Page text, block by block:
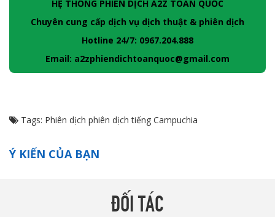
HỆ THỐNG PHIÊN DỊCH A2Z TOÀN QUỐC
Chuyên cung cấp dịch vụ dịch thuật & phiên dịch
Hotline 24/7: 0967.204.888
Email: a2zphiendichtoanquoc@gmail.com
Tags: Phiên dịch phiên dịch tiếng Campuchia
Ý KIẾN CỦA BẠN
ĐỐI TÁC